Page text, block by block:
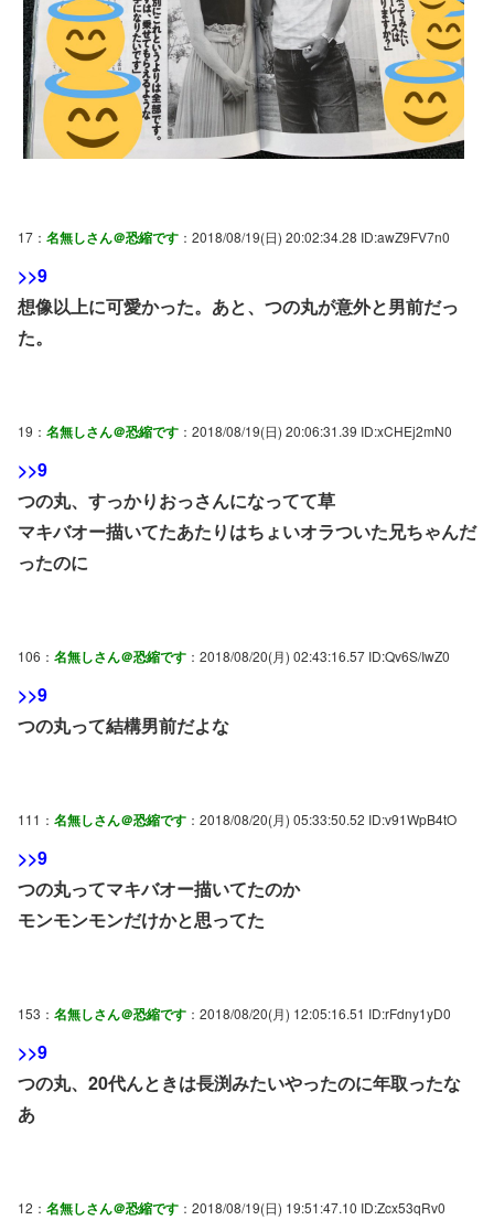
17： 名無しさん＠恐縮です ：2018/08/19(日) 20:02:34.28 ID:awZ9FV7n0
>>9
想像以上に可愛かった。あと、つの丸が意外と男前だっ
た。
19： 名無しさん＠恐縮です ：2018/08/19(日) 20:06:31.39 ID:xCHEj2mN0
>>9
つの丸、すっかりおっさんになってて草
マキバオー描いてたあたりはちょいオラついた兄ちゃんだ
ったのに
106： 名無しさん＠恐縮です ：2018/08/20(月) 02:43:16.57 ID:Qv6S/IwZ0
>>9
つの丸って結構男前だよな
111： 名無しさん＠恐縮です ：2018/08/20(月) 05:33:50.52 ID:v91WpB4tO
>>9
つの丸ってマキバオー描いてたのか
モンモンモンだけかと思ってた
153： 名無しさん＠恐縮です ：2018/08/20(月) 12:05:16.51 ID:rFdny1yD0
>>9
つの丸、20代んときは長渕みたいやったのに年取ったな
あ
12： 名無しさん＠恐縮です ：2018/08/19(日) 19:51:47.10 ID:Zcx53qRv0